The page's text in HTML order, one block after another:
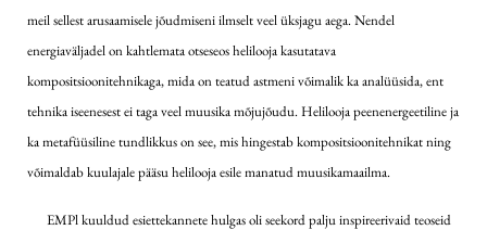
meil sellest arusaamisele jõudmiseni ilmselt veel üksjagu aega. Nendel
energiaväljadel on kahtlemata otseseos helilooja kasutatava
kompositsioonitehnikaga, mida on teatud astmeni võimalik ka analüüsida, ent
tehnika iseenesest ei taga veel muusika mõjujõudu. Helilooja peen­energeetiline ja
ka metafüüsiline tundlikkus on see, mis hingestab kompositsioonitehnikat ning
võimaldab kuulajale pääsu helilooja esile manatud muusikamaailma.
EMPl kuuldud esiettekannete hulgas oli seekord palju inspireerivaid teoseid